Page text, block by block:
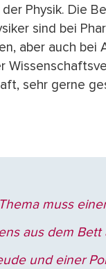
Physik. Die
sind bei
aber auch bei
sehr gerne
muss
aus dem
und einer